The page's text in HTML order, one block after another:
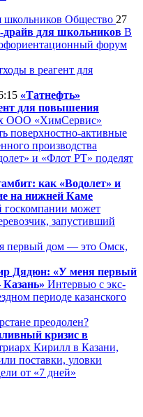
Общество 27
драйв для школьников В
форум
«Татнефть»
для повышения
ООО «ХимСервис»
поверхностно-активные
производства
как «Водолет» и
на нижней Каме
госкомпании может
запустивший
Дядюн: «У меня первый
Интервью с экс-
периоде казанского
кризис в
Кирилл в Казани,
поставки, уловки
от «7 дней»